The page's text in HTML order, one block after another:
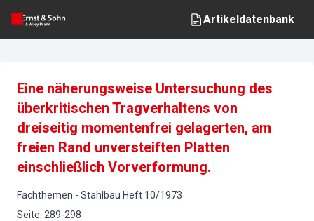
Artikeldatenbank
Eine näherungsweise Untersuchung des
überkritischen Tragverhaltens von
dreiseitig momentenfrei gelagerten, am
freien Rand unversteiften Platten
einschließlich Vorverformung.
Fachthemen - Stahlbau Heft 10/1973
Seite: 289-298